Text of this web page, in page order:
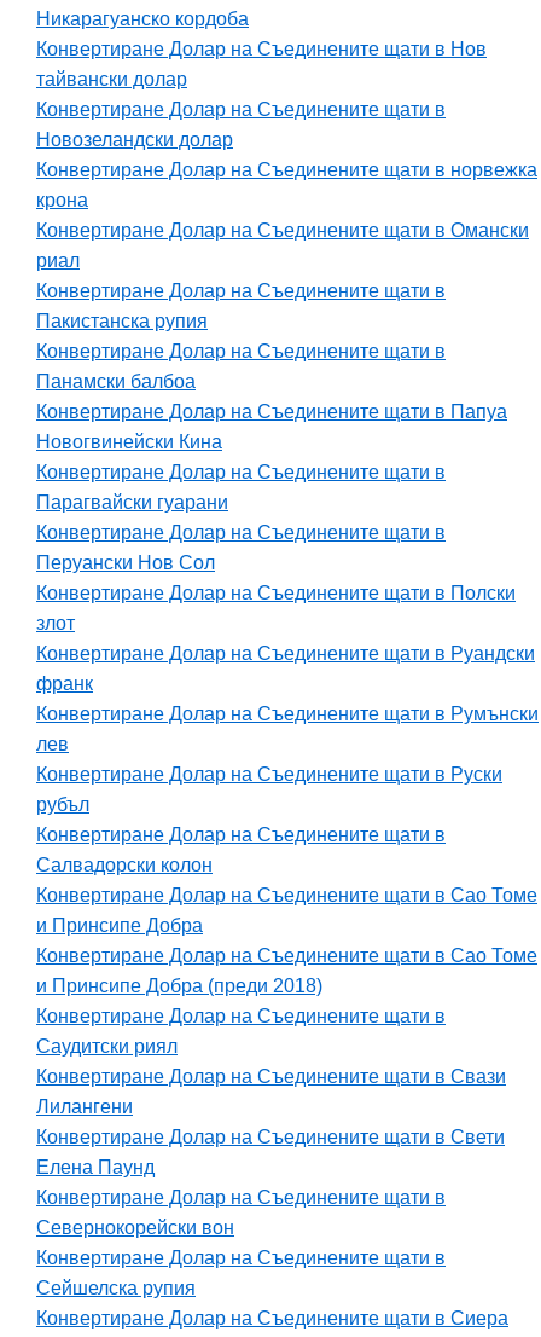
Никарагуанско кордоба
Конвертиране Долар на Съединените щати в Нов
тайвански долар
Конвертиране Долар на Съединените щати в
Новозеландски долар
Конвертиране Долар на Съединените щати в норвежка
крона
Конвертиране Долар на Съединените щати в Омански
риал
Конвертиране Долар на Съединените щати в
Пакистанска рупия
Конвертиране Долар на Съединените щати в
Панамски балбоа
Конвертиране Долар на Съединените щати в Папуа
Новогвинейски Кина
Конвертиране Долар на Съединените щати в
Парагвайски гуарани
Конвертиране Долар на Съединените щати в
Перуански Нов Сол
Конвертиране Долар на Съединените щати в Полски
злот
Конвертиране Долар на Съединените щати в Руандски
франк
Конвертиране Долар на Съединените щати в Румънски
лев
Конвертиране Долар на Съединените щати в Руски
рубъл
Конвертиране Долар на Съединените щати в
Салвадорски колон
Конвертиране Долар на Съединените щати в Сао Томе
и Принсипе Добра
Конвертиране Долар на Съединените щати в Сао Томе
и Принсипе Добра (преди 2018)
Конвертиране Долар на Съединените щати в
Саудитски риял
Конвертиране Долар на Съединените щати в Свази
Лилангени
Конвертиране Долар на Съединените щати в Свети
Елена Паунд
Конвертиране Долар на Съединените щати в
Севернокорейски вон
Конвертиране Долар на Съединените щати в
Сейшелска рупия
Конвертиране Долар на Съединените щати в Сиера